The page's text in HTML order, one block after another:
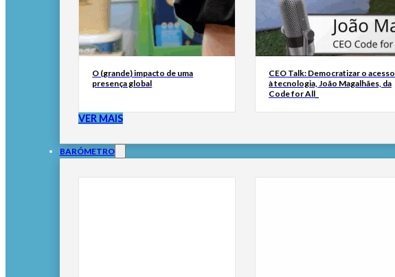
O (grande) impacto de uma
presença global
CEO Talk: Democratizar o acesso
à tecnologia, João Magalhães, da
Code for All_
VER MAIS
BARÓMETRO